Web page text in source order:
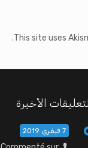
This site uses
التعليقات الأخيرة
7 فيفري 2019